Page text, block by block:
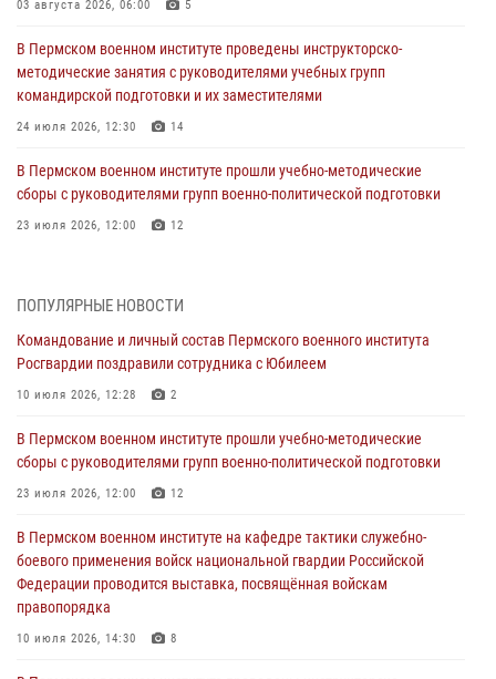
03 августа 2026, 06:00 5
В Пермском военном институте проведены инструкторско-
методические занятия с руководителями учебных групп
командирской подготовки и их заместителями
24 июля 2026, 12:30 14
В Пермском военном институте прошли учебно-методические
сборы с руководителями групп военно-политической подготовки
23 июля 2026, 12:00 12
Федерации проводится выставка, посвящённая войскам
правопорядка
10 июля 2026, 14:30 8
Росгвардии поздравили сотрудника с Юбилеем
10 июля 2026, 12:28 2
курсов повышения квалификации офицерского состава
09 июля 2026, 11:30 3
В Пермском военном институте начала работу приемная комиссия
по набору абитуриентов из числа граждан, прошедших и не
ПОПУЛЯРНЫЕ НОВОСТИ
Командование и личный состав Пермского военного института
Росгвардии поздравили сотрудника с Юбилеем
10 июля 2026, 12:28 2
В Пермском военном институте прошли учебно-методические
сборы с руководителями групп военно-политической подготовки
23 июля 2026, 12:00 12
В Пермском военном институте на кафедре тактики служебно-
боевого применения войск национальной гвардии Российской
Федерации проводится выставка, посвящённая войскам
правопорядка
10 июля 2026, 14:30 8